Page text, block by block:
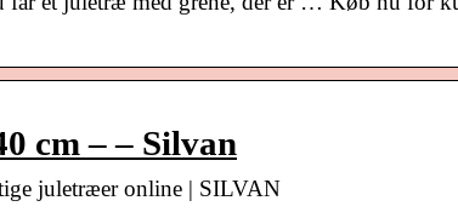
cm – – Silvan
juletræer online | SILVAN